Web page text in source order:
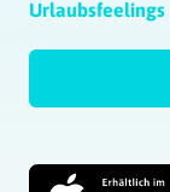
Urlaubsfeelings